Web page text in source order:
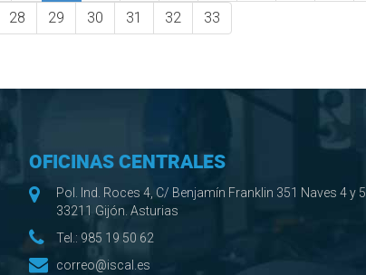
28 29 30 31 32 33
OFICINAS CENTRALES
Pol. Ind. Roces 4, C/ Benjamín Franklin 351 Naves 4 y 5
33211 Gijón. Asturias
Tel.: 985 19 50 62
correo@iscal.es